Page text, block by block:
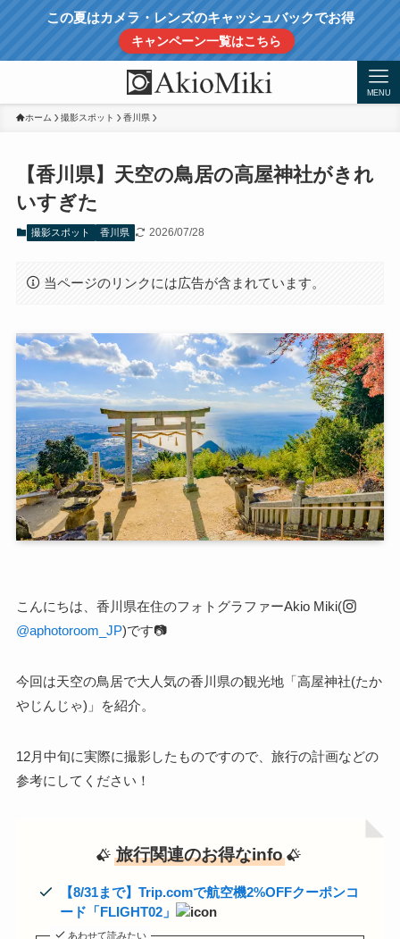
この夏はカメラ・レンズのキャッシュバックでお得
キャンペーン一覧はこちら
MENU
ホーム 撮影スポット 香川県
【香川県】天空の鳥居の高屋神社がきれ
いすぎた
撮影スポット 香川県 2026/07/28
当ページのリンクには広告が含まれています。
こんにちは、香川県在住のフォトグラファーAkio Miki(
@aphotoroom_JP)です📷
今回は天空の鳥居で大人気の香川県の観光地「高屋神社(たか
やじんじゃ)」を紹介。
12月中旬に実際に撮影したものですので、旅行の計画などの
参考にしてください！
旅行関連のお得なinfo
【8/31まで】Trip.comで航空機2%OFFクーポンコ
ード「FLIGHT02」
あわせて読みたい